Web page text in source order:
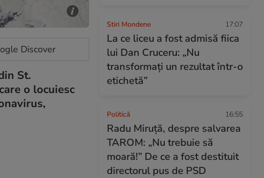
Discover
St.
o locuiesc
Stiri Mondene 17:07
La ce liceu a fost admisă fiica
lui Dan Cruceru: „Nu
transformați un rezultat într-o
etichetă”
Politică 16:55
Radu Miruță, despre salvarea
TAROM: „Nu trebuie să
moară!” De ce a fost destituit
directorul pus de PSD